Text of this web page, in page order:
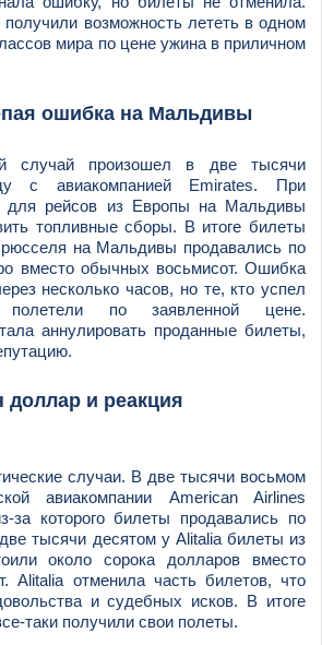
возможность лететь в одном
мира по цене ужина в приличном
ошибка на Мальдивы
случай произошел в две тысячи
с авиакомпанией Emirates. При
для рейсов из Европы на Мальдивы
топливные сборы. В итоге билеты
на Мальдивы продавались по
вместо обычных восьмисот. Ошибка
несколько часов, но те, кто успел
по заявленной цене.
аннулировать проданные билеты,
доллар и реакция
случаи. В две тысячи восьмом
авиакомпании American Airlines
за которого билеты продавались по
тысячи десятом у Alitalia билеты из
около сорока долларов вместо
Alitalia отменила часть билетов, что
и судебных исков. В итоге
таки получили свои полеты.